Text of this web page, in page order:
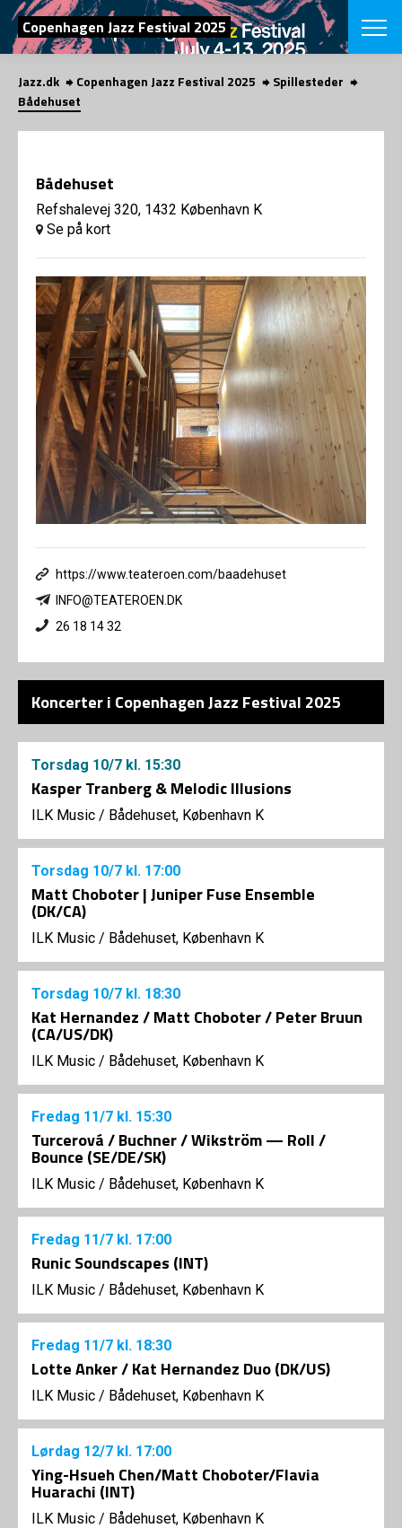
SØG
Copenhagen Jazz Festival 2025
English
Om
Om
Kontakt
Om fonden
Om
SHOP
Jazz.dk Copenhagen Jazz Festival 2025
Spillesteder
Bådehuset
Bådehuset
Refshalevej 320, 1432 København K
Se på kort
https://www.teateroen.com/baadehuset
INFO@TEATEROEN.DK
26 18 14 32
Koncerter i Copenhagen Jazz Festival 2025
Torsdag 10/7 kl. 15:30
Kasper Tranberg & Melodic Illusions
ILK Music / Bådehuset, København K
Torsdag 10/7 kl. 17:00
Matt Choboter | Juniper Fuse Ensemble
(DK/CA)
ILK Music / Bådehuset, København K
Torsdag 10/7 kl. 18:30
Kat Hernandez / Matt Choboter / Peter Bruun
(CA/US/DK)
ILK Music / Bådehuset, København K
Fredag 11/7 kl. 15:30
Turcerová / Buchner / Wikström — Roll /
Bounce (SE/DE/SK)
ILK Music / Bådehuset, København K
Fredag 11/7 kl. 17:00
Runic Soundscapes (INT)
ILK Music / Bådehuset, København K
Fredag 11/7 kl. 18:30
Lotte Anker / Kat Hernandez Duo (DK/US)
ILK Music / Bådehuset, København K
Lørdag 12/7 kl. 17:00
Ying-Hsueh Chen/Matt Choboter/Flavia
Huarachi (INT)
ILK Music / Bådehuset, København K